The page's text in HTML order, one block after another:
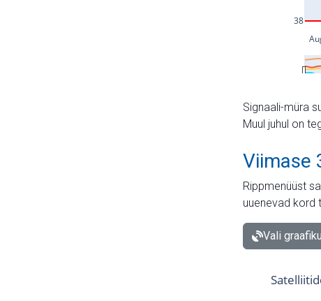
Signaali-müra
Muul juhul on
Viimase
Rippmenüüst
uuenevad kord
Vali